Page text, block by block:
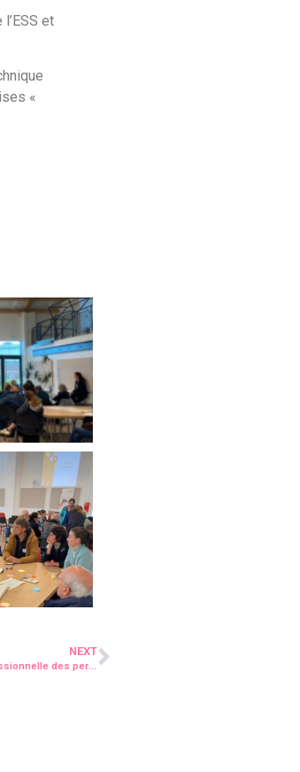
et
«
NEXT
[TAXE D’APPRENTISSAGE] Soutenez la formation et contribuez à l’insertion professionnelle des personnes en situation de handicap !